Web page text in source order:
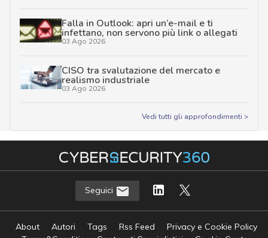
Falla in Outlook: apri un’e-mail e ti
infettano, non servono più link o allegati
03 Ago 2026
CISO tra svalutazione del mercato e
realismo industriale
03 Ago 2026
Vedi tutti gli approfondimenti >
Seguici
About Autori Tags Rss Feed
Privacy e Cookie Policy